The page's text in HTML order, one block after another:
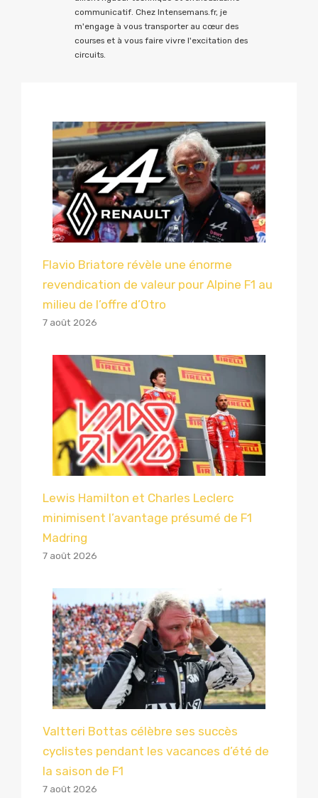
communicatif. Chez Intensemans.fr, je
m'engage à vous transporter au cœur des
courses et à vous faire vivre l'excitation des
circuits.
Flavio Briatore révèle une énorme
revendication de valeur pour Alpine F1 au
milieu de l’offre d’Otro
7 août 2026
Lewis Hamilton et Charles Leclerc
minimisent l’avantage présumé de F1
Madring
7 août 2026
Valtteri Bottas célèbre ses succès
cyclistes pendant les vacances d’été de
la saison de F1
7 août 2026